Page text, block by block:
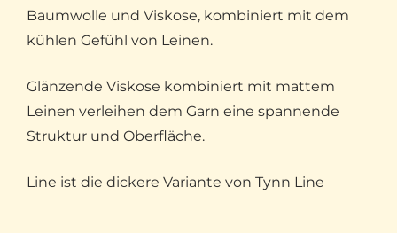
Baumwolle und Viskose, kombiniert mit dem
kühlen Gefühl von Leinen.
Glänzende Viskose kombiniert mit mattem
Leinen verleihen dem Garn eine spannende
Struktur und Oberfläche.
Line ist die dickere Variante von Tynn Line